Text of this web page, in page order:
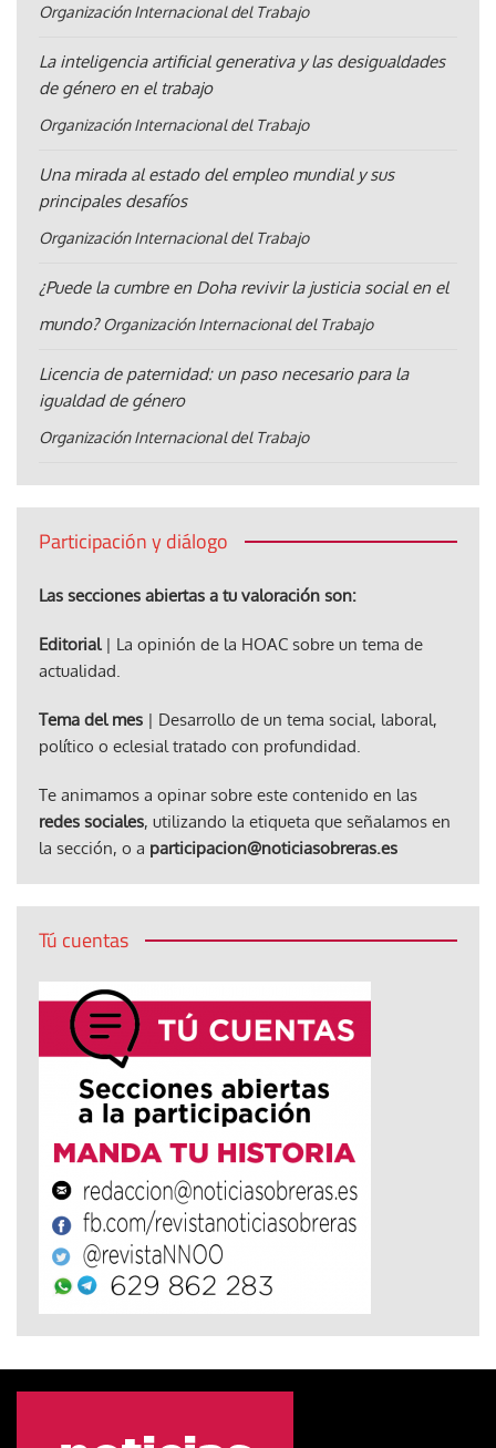
Organización Internacional del Trabajo
La inteligencia artificial generativa y las desigualdades
de género en el trabajo
Organización Internacional del Trabajo
Una mirada al estado del empleo mundial y sus
principales desafíos
Organización Internacional del Trabajo
¿Puede la cumbre en Doha revivir la justicia social en el
mundo? Organización Internacional del Trabajo
Licencia de paternidad: un paso necesario para la
igualdad de género
Organización Internacional del Trabajo
Participación y diálogo
Las secciones abiertas a tu valoración son:
Editorial| La opinión de la HOAC sobre un tema de
actualidad.
Tema del mes | Desarrollo de un tema social, laboral,
político o eclesial tratado con profundidad.
Te animamos a opinar sobre este contenido en las
redes sociales, utilizando la etiqueta que señalamos en
la sección, o a participacion@noticiasobreras.es
Tú cuentas